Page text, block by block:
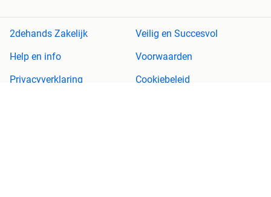
2dehands Zakelijk
Veilig en Succesvol
Help en info
Voorwaarden
Privacyverklaring
Cookiebeleid